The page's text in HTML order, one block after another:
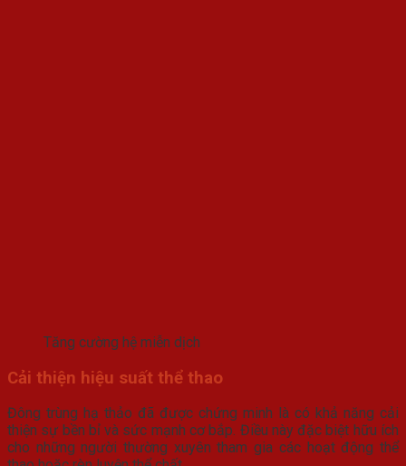
Tăng cường hệ miễn dịch
Cải thiện hiệu suất thể thao
Đông trùng hạ thảo đã được chứng minh là có khả năng cải
thiện sự bền bỉ và sức mạnh cơ bắp. Điều này đặc biệt hữu ích
cho những người thường xuyên tham gia các hoạt động thể